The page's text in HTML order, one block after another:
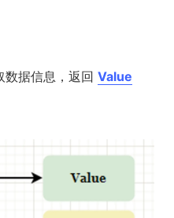
数据信息，返回 Value